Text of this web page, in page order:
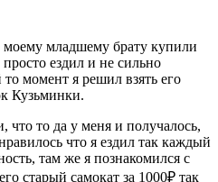
младшему брату купили
ездил и не сильно
момент я решил взять его
Кузьминки.
то да у меня и получалось,
что я ездил так каждый
там же я познакомился с
старый самокат за 1000₽ так